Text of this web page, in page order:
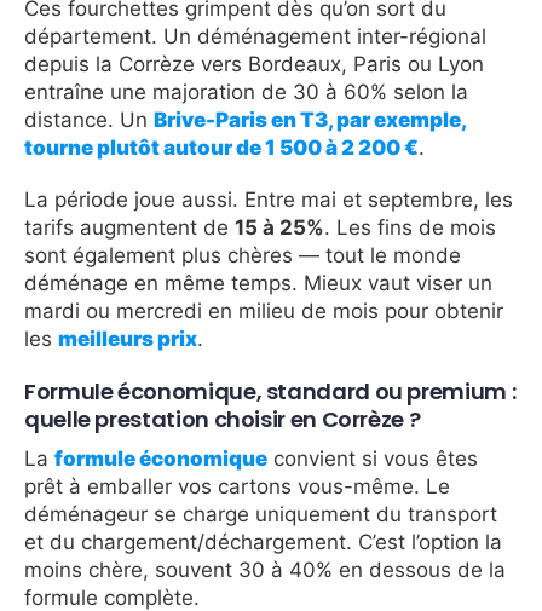
Ces fourchettes grimpent dès qu’on sort du
département. Un déménagement inter-régional
depuis la Corrèze vers Bordeaux, Paris ou Lyon
entraîne une majoration de 30 à 60% selon la
distance. Un Brive-Paris en T3, par exemple,
tourne plutôt autour de 1 500 à 2 200 €.
La période joue aussi. Entre mai et septembre, les
tarifs augmentent de 15 à 25%. Les fins de mois
sont également plus chères — tout le monde
déménage en même temps. Mieux vaut viser un
mardi ou mercredi en milieu de mois pour obtenir
les meilleurs prix.
Formule économique, standard ou premium :
quelle prestation choisir en Corrèze ?
La formule économique convient si vous êtes
prêt à emballer vos cartons vous-même. Le
déménageur se charge uniquement du transport
et du chargement/déchargement. C’est l’option la
moins chère, souvent 30 à 40% en dessous de la
formule complète.